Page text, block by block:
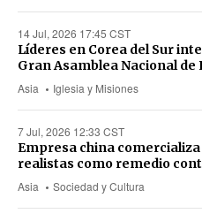
14 Jul, 2026 17:45 CST
Asia Iglesia y Misiones
Líderes en Corea del Sur
Gran Asamblea Nacional de
7 Jul, 2026 12:33 CST
Asia Sociedad y Cultura
Empresa china
realistas como remedio